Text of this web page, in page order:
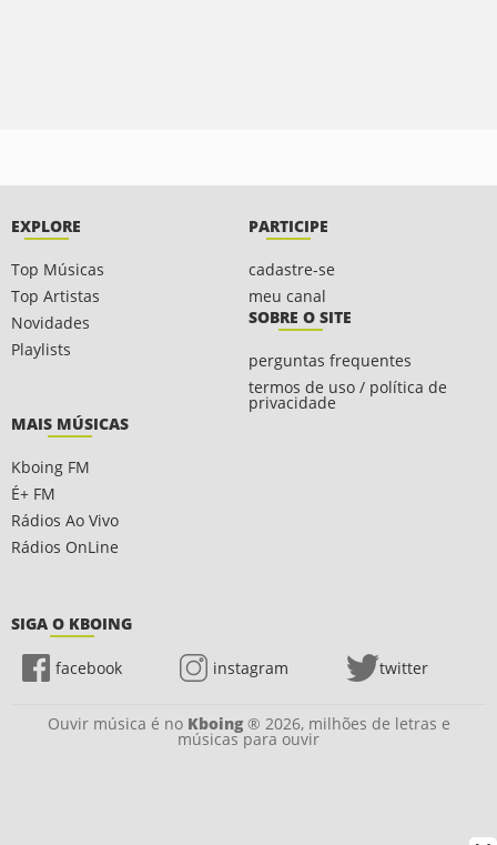
EXPLORE
Top Músicas
Top Artistas
Novidades
Playlists
PARTICIPE
cadastre-se
meu canal
SOBRE O SITE
perguntas frequentes
termos de uso / política de
privacidade
MAIS MÚSICAS
Kboing FM
É+ FM
Rádios Ao Vivo
Rádios OnLine
SIGA O KBOING
facebook instagram twitter
Ouvir música é no Kboing® 2026, milhões de letras e
músicas para ouvir